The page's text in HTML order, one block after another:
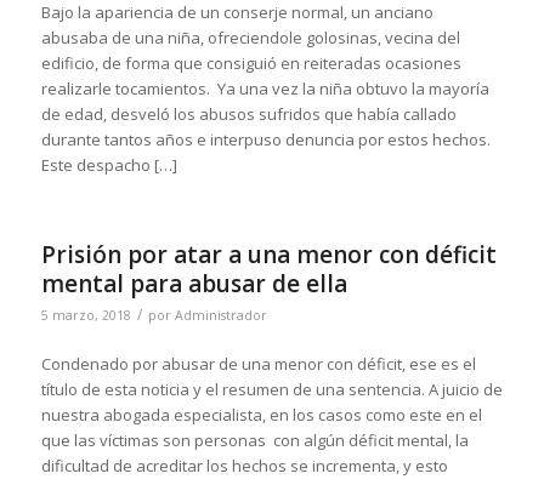
Bajo la apariencia de un conserje normal, un anciano
abusaba de una niña, ofreciendole golosinas, vecina del
edificio, de forma que consiguió en reiteradas ocasiones
realizarle tocamientos. Ya una vez la niña obtuvo la mayoría
de edad, desveló los abusos sufridos que había callado
durante tantos años e interpuso denuncia por estos hechos.
Este despacho […]
Prisión por atar a una menor con déficit
mental para abusar de ella
5 marzo, 2018 / por Administrador
Condenado por abusar de una menor con déficit, ese es el
título de esta noticia y el resumen de una sentencia. A juicio de
nuestra abogada especialista, en los casos como este en el
que las víctimas son personas con algún déficit mental, la
dificultad de acreditar los hechos se incrementa, y esto